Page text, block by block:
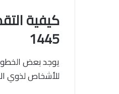
كيفية
1445
يوجد بعض
للأشخاص لذوي